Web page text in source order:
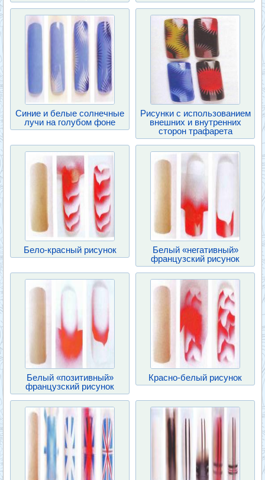
Синие и белые солнечные
лучи на голубом фоне
Рисунки с использованием
внешних и внутренних
сторон трафарета
Бело-красный рисунок
Белый «негативный»
французский рисунок
Белый «позитивный»
французский рисунок
Красно-белый рисунок